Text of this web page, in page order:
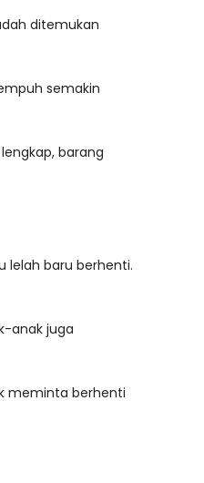
ditemukan
semakin
barang
lelah baru berhenti.
anak juga
meminta berhenti